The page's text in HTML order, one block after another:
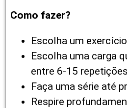
Como fazer?
Escolha um
Escolha uma carga
entre 6-15
Faça uma série até
Respire